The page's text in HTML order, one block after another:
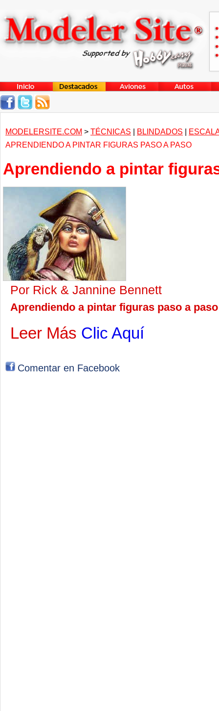
MODELERSITE.COM > TÉCNICAS | BLINDADOS |
APRENDIENDO A PINTAR FIGURAS PASO A PASO
Aprendiendo a pintar
Por Rick & Jannine Bennett
Aprendiendo a pintar figuras paso a
Leer Más Clic Aquí
Comentar en Facebook